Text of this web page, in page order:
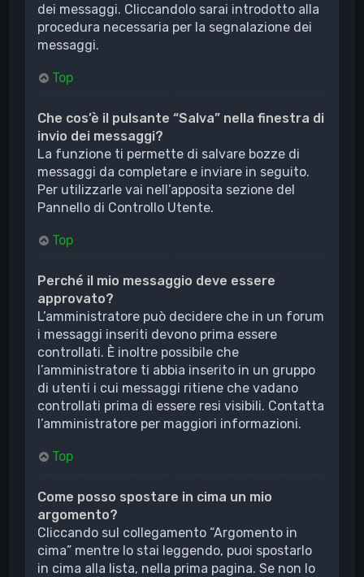
dei messaggi. Cliccandolo sarai introdotto alla
procedura necessaria per la segnalazione dei
messaggi.
Top
Che cos’è il pulsante “Salva” nella finestra di
invio dei messaggi?
La funzione ti permette di salvare bozze di
messaggi da completare e inviare in seguito.
Per utilizzarle vai nell’apposita sezione del
Pannello di Controllo Utente.
Top
Perché il mio messaggio deve essere
approvato?
L’amministratore può decidere che in un forum
i messaggi inseriti devono prima essere
controllati. È inoltre possibile che
l’amministratore ti abbia inserito in un gruppo
di utenti i cui messaggi ritiene che vadano
controllati prima di essere resi visibili. Contatta
l’amministratore per maggiori informazioni.
Top
Come posso spostare in cima un mio
argomento?
Cliccando sul collegamento “Argomento in
cima” mentre lo stai leggendo, puoi spostarlo
in cima alla lista, nella prima pagina. Se non lo